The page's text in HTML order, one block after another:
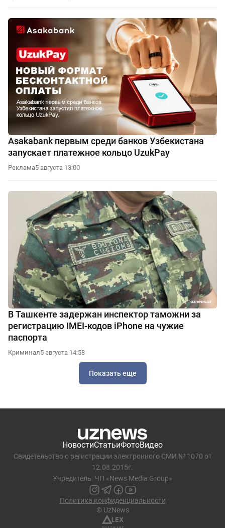
Asakabank первым среди банков Узбекистана
запускает платежное кольцо UzukPay
Реклама5 августа 13:00
В Ташкенте задержан инспектор таможни за
регистрацию IMEI-кодов iPhone на чужие
паспорта
Криминал5 августа 14:58
Показать еще
НовостиСтатьиФотоВидео
Свидетельство о регистрации электронного СМИ № 1070 от
12.08.2015г.
Учредитель: ЧП «News Media Group»
Политика конфиденциальности
© UzNews